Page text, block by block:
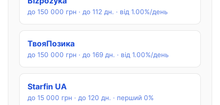
до 150 000 грн · до 112 дн. · від 1.00%/день
ТвояПозика
до 150 000 грн · до 169 дн. · від 1.00%/день
Starfin UA
до 15 000 грн · до 120 дн. · перший 0%